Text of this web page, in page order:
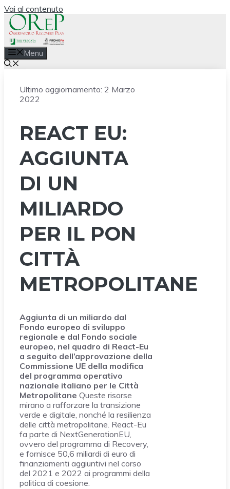
Vai al contenuto
Menu
Ultimo aggiornamento: 2 Marzo
2022
REACT EU:
AGGIUNTA
DI UN
MILIARDO
PER IL PON
CITTÀ
METROPOLITANE
Aggiunta di un miliardo dal
Fondo europeo di sviluppo
regionale e dal Fondo sociale
europeo, nel quadro di React-Eu
a seguito dell’approvazione della
Commissione UE della modifica
del programma operativo
nazionale italiano per le Città
Metropolitane Queste risorse
mirano a rafforzare la transizione
verde e digitale, nonché la resilienza
delle città metropolitane. React-Eu
fa parte di NextGenerationEU,
ovvero del programma di Recovery,
e fornisce 50,6 miliardi di euro di
finanziamenti aggiuntivi nel corso
del 2021 e 2022 ai programmi della
politica di coesione.